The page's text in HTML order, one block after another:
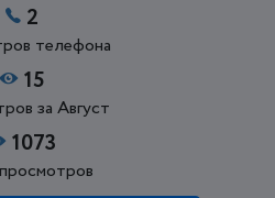
2
телефона
15
за Август
1073